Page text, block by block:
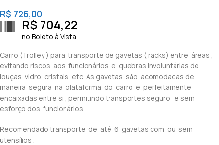
R$ 726,00
R$ 704,22
no Boleto à Vista
Carro (Trolley ) para transporte de gavetas ( racks) entre áreas ,
evitando riscos aos funcionários e quebras involuntárias de
louças, vidro, cristais, etc. As gavetas são acomodadas de
maneira segura na plataforma do carro e perfeitamente
encaixadas entre si , permitindo transportes seguro e sem
esforço dos funcionários .
Recomendado transporte de até 6 gavetas com ou sem
utensílios .